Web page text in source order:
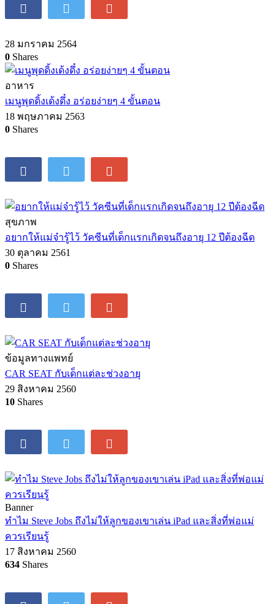
28 มกราคม 2564
0 Shares
อาหาร
เมนูพุดดิ้งเด้งดึ๋ง อร่อยง่ายๆ 4 ขั้นตอน
18 พฤษภาคม 2563
0 Shares
สุขภาพ
อยากให้แม่จ๋ารู้ไว้ วัคซีนที่เด็กแรกเกิดจนถึงอายุ 12 ปีต้องฉีด
30 ตุลาคม 2561
0 Shares
ข้อมูลทางแพทย์
CAR SEAT กับเด็กแต่ละช่วงอายุ
29 สิงหาคม 2560
10 Shares
Banner
ทำไม Steve Jobs ถึงไม่ให้ลูกของเขาเล่น iPad และสิ่งที่พ่อแม่
ควรเรียนรู้
17 สิงหาคม 2560
634 Shares